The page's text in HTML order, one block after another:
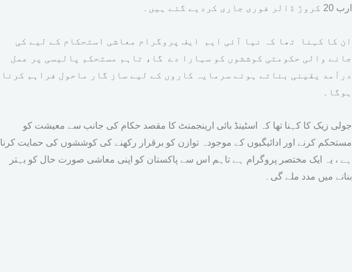
ارب 20 کروڑ ڈالر فوری جاری کردیے گئے ہیں۔
ان کا کہنا تھا کہ نیا آئی ایم ایف پروگرام معاشی استحکام کے لیے کی
جانے والی حکومتی کوششوں کو سہارا دے گا، تاہم مستحکم پالیسی پر عمل
درآمد یقینی بناتے ہوئے سرمایہ کاروں کے لیے ساز گار ماحول فراہم کرنا
ہوگا۔
جولی زیک کا کہنا تھا کہ اسٹینڈ بائی ارینجمنٹ کا مقصد حکام کی جانب سے معیشت کو
مستحکم کرنے اور ادائیگیوں کے موجودہ توازن کو برقرار رکھنے کی کوششوں کی حمایت کرنا
ہے ، یہ ایک مختصر پروگرام ہے تاہم اس سے پاکستان کو اپنی معاشی صورت حال کو بہتر
بنانے میں مدد ملے گی۔